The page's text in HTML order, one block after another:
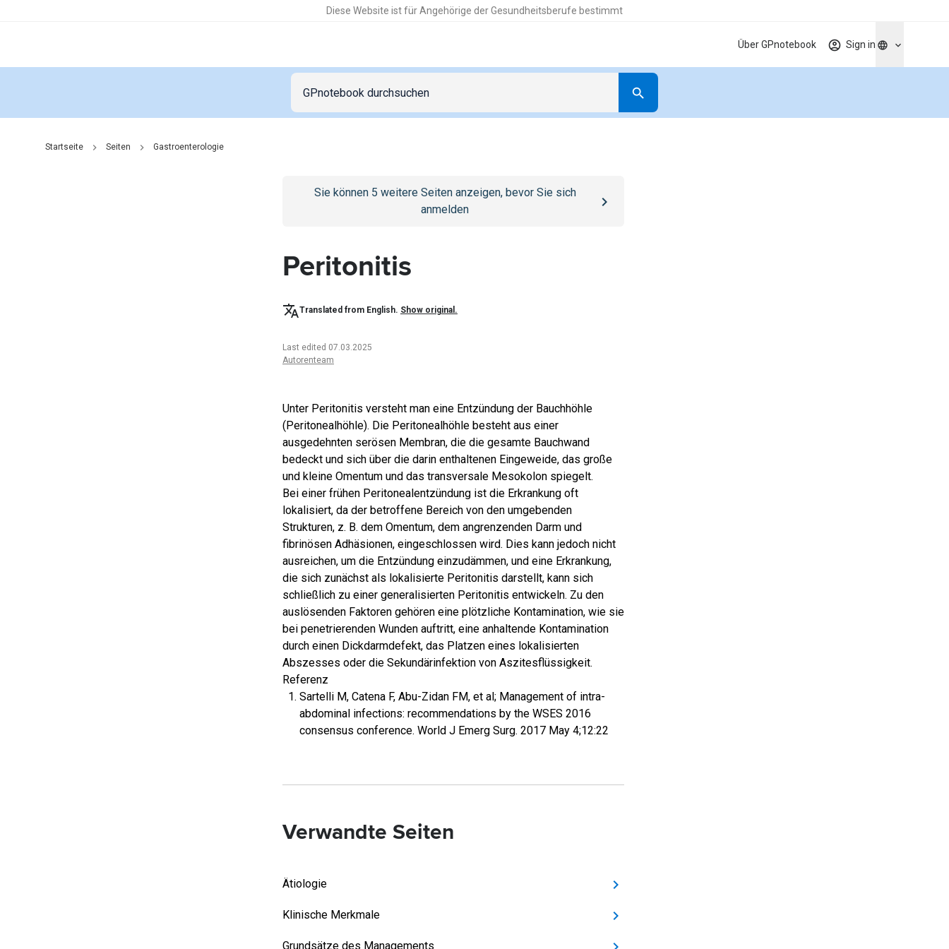
Diese Website ist für Angehörige der Gesundheitsberufe bestimmt
Über GPnotebook Sign in
Startseite Seiten Gastroenterologie
Go to/anmeldenpage
Sie können 5 weitere Seiten anzeigen, bevor Sie sich
anmelden
Peritonitis
Translated from English. Show original.
Last edited 07.03.2025
Autorenteam
Unter Peritonitis versteht man eine Entzündung der Bauchhöhle
(Peritonealhöhle). Die Peritonealhöhle besteht aus einer
ausgedehnten serösen Membran, die die gesamte Bauchwand
bedeckt und sich über die darin enthaltenen Eingeweide, das große
und kleine Omentum und das transversale Mesokolon spiegelt.
Bei einer frühen Peritonealentzündung ist die Erkrankung oft
lokalisiert, da der betroffene Bereich von den umgebenden
Strukturen, z. B. dem Omentum, dem angrenzenden Darm und
fibrinösen Adhäsionen, eingeschlossen wird. Dies kann jedoch nicht
ausreichen, um die Entzündung einzudämmen, und eine Erkrankung,
die sich zunächst als lokalisierte Peritonitis darstellt, kann sich
schließlich zu einer generalisierten Peritonitis entwickeln. Zu den
auslösenden Faktoren gehören eine plötzliche Kontamination, wie sie
bei penetrierenden Wunden auftritt, eine anhaltende Kontamination
durch einen Dickdarmdefekt, das Platzen eines lokalisierten
Abszesses oder die Sekundärinfektion von Aszitesflüssigkeit.
Referenz
Sartelli M, Catena F, Abu-Zidan FM, et al; Management of intra-
abdominal infections: recommendations by the WSES 2016
consensus conference. World J Emerg Surg. 2017 May 4;12:22
Verwandte Seiten
Ätiologie
Klinische Merkmale
Grundsätze des Managements